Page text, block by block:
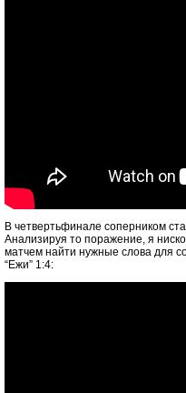
В четвертьфинале соперником
Анализируя то поражение, я
матчем найти нужные слова для
“Ежи” 1:4: